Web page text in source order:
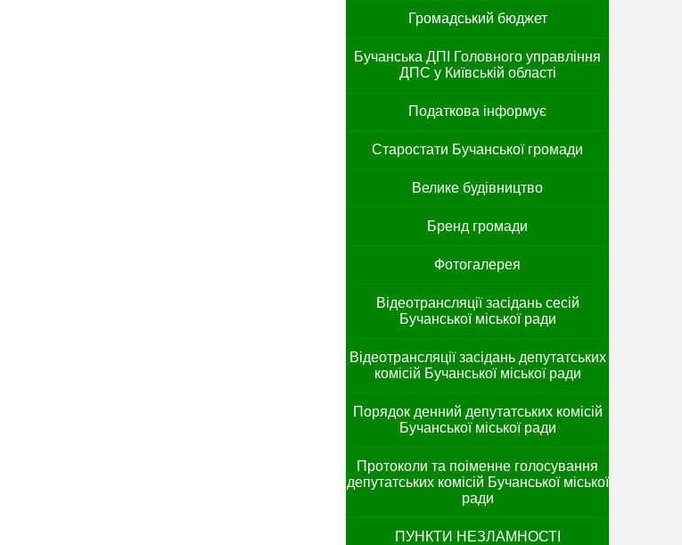
Громадський бюджет
Бучанська ДПІ Головного управління
ДПС у Київській області
Податкова інформує
Старостати Бучанської громади
Велике будівництво
Бренд громади
Фотогалерея
Відеотрансляції засідань сесій
Бучанської міської ради
Відеотрансляції засідань депутатських
комісій Бучанської міської ради
Порядок денний депутатських комісій
Бучанської міської ради
Протоколи та поіменне голосування
депутатських комісій Бучанської міської
ради
ПУНКТИ НЕЗЛАМНОСТІ